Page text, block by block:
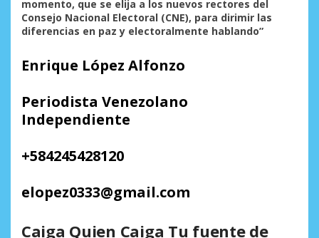
momento, que se elija a los nuevos rectores del
Consejo Nacional Electoral (CNE), para dirimir las
diferencias en paz y electoralmente hablando”
Enrique López Alfonzo
Periodista Venezolano
Independiente
+584245428120
elopez0333@gmail.com
Caiga Quien Caiga Tu fuente de